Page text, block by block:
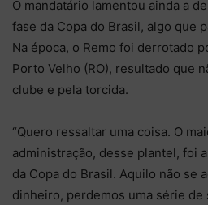
O mandatário lamentou ainda a
fase da Copa do Brasil, algo que
Na época, o Remo foi derrotado
Porto Velho (RO), resultado que
clube e pela torcida.
“Quero ressaltar uma coisa. O
administração, desse plantel, foi
da Copa do Brasil. Aquilo não se
dinheiro, perdemos uma série